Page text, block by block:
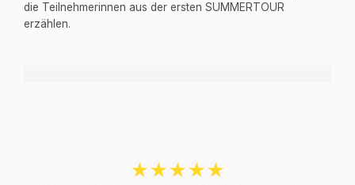
die Teilnehmerinnen aus der ersten SUMMERTOUR
erzählen.
☆ ☆ ☆ ☆ ☆